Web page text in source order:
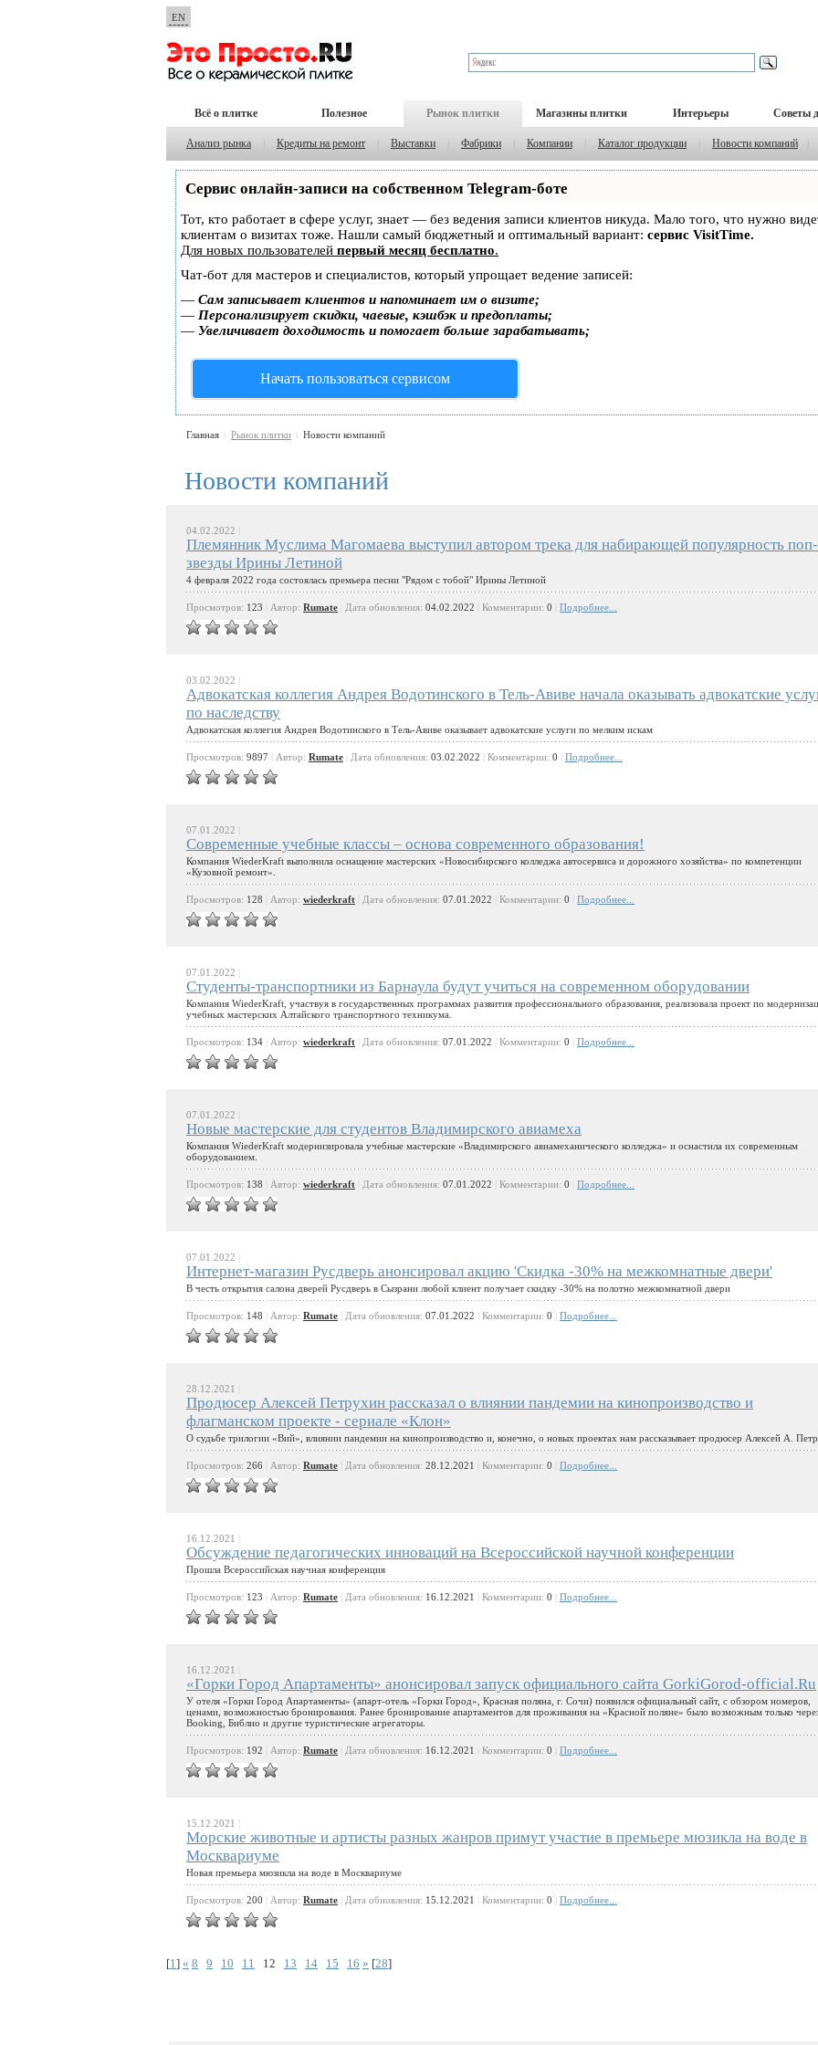
EN
Всё о плитке Полезное Рынок плитки Магазины плитки Интерьеры Советы
Анализ рынка Кредиты на ремонт Выставки Фабрики Компании Каталог продукции Новости компаний
Сервис онлайн-записи на собственном Telegram-боте
Тот, кто работает в сфере услуг, знает — без ведения записи клиентов никуда. Мало того, что нужно
клиентам о визитах тоже. Нашли самый бюджетный и оптимальный вариант: сервис VisitTime.
Для новых пользователей первый месяц бесплатно.
Чат-бот для мастеров и специалистов, который упрощает ведение записей:
— Сам записывает клиентов и напоминает им о визите;
— Персонализирует скидки, чаевые, кэшбэк и предоплаты;
— Увеличивает доходимость и помогает больше зарабатывать;
Начать пользоваться сервисом
Главная \ Рынок плитки \ Новости компаний
Новости компаний
04.02.2022
Племянник Муслима Магомаева выступил автором трека для набирающей популярность поп-
звезды Ирины Летиной
4 февраля 2022 года​ ​состоялась премьера песни "Рядом с тобой" ​Ирины Летиной
Просмотров: 123 Автор: Rumate Дата обновления: 04.02.2022 Комментарии: 0 Подробнее...
03.02.2022
Адвокатская коллегия Андрея Водотинского в Тель-Авиве начала оказывать адвокатские
по наследству
Адвокатская коллегия Андрея Водотинского в Тель-Авиве оказывает адвокатские услуги по мелким искам
Просмотров: 9897 Автор: Rumate Дата обновления: 03.02.2022 Комментарии: 0 Подробнее...
07.01.2022
Современные учебные классы – основа современного образования!
Компания WiederKraft выполнила оснащение мастерских «Новосибирского колледжа автосервиса и дорожного хозяйства» по компетенции
«Кузовной ремонт».
Просмотров: 128 Автор: wiederkraft Дата обновления: 07.01.2022 Комментарии: 0 Подробнее...
07.01.2022
Студенты-транспортники из Барнаула будут учиться на современном оборудовании
Компания WiederKraft, участвуя в государственных программах развития профессионального образования, реализовала проект по
учебных мастерских Алтайского транспортного техникума.
Просмотров: 134 Автор: wiederkraft Дата обновления: 07.01.2022 Комментарии: 0 Подробнее...
07.01.2022
Новые мастерские для студентов Владимирского авиамеха
Компания WiederKraft модернизировала учебные мастерские «Владимирского авиамеханического колледжа» и оснастила их современным
оборудованием.
Просмотров: 138 Автор: wiederkraft Дата обновления: 07.01.2022 Комментарии: 0 Подробнее...
07.01.2022
Интернет-магазин Русдверь анонсировал акцию 'Скидка -30% на межкомнатные двери'
В честь открытия салона дверей Русдверь в Сызрани любой клиент получает скидку -30% на полотно межкомнатной двери
Просмотров: 148 Автор: Rumate Дата обновления: 07.01.2022 Комментарии: 0 Подробнее...
28.12.2021
Продюсер Алексей Петрухин рассказал о влиянии пандемии на кинопроизводство и
флагманском проекте - сериале «Клон»
О судьбе трилогии «Вий», влиянии пандемии на кинопроизводство и, конечно, о новых проектах нам рассказывает продюсер Алексей А.
Просмотров: 266 Автор: Rumate Дата обновления: 28.12.2021 Комментарии: 0 Подробнее...
16.12.2021
Обсуждение педагогических инноваций на Всероссийской научной конференции
Прошла Всероссийская научная конференция
Просмотров: 123 Автор: Rumate Дата обновления: 16.12.2021 Комментарии: 0 Подробнее...
16.12.2021
«Горки Город Апартаменты» анонсировал запуск официального сайта GorkiGorod-official.Ru
У отеля «Горки Город Апартаменты» (апарт-отель «Горки Город», Красная поляна, г. Сочи) появился официальный сайт, с обзором номеров,
ценами, возможностью бронирования. Ранее бронирование апартаментов для проживания на «Красной поляне» было возможным только
Booking, Библио и другие туристические агрегаторы.
Просмотров: 192 Автор: Rumate Дата обновления: 16.12.2021 Комментарии: 0 Подробнее...
15.12.2021
Морские животные и артисты разных жанров примут участие в премьере мюзикла на воде в
Москвариуме
Новая премьера мюзикла на воде в Москвариуме
Просмотров: 200 Автор: Rumate Дата обновления: 15.12.2021 Комментарии: 0 Подробнее...
[1 ] « 8 9 10 11 12 13 14 15 16 » [28]